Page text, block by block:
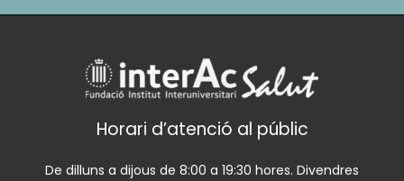
Horari d’atenció al públic
De dilluns a dijous de 8:00 a 19:30 hores. Divendres